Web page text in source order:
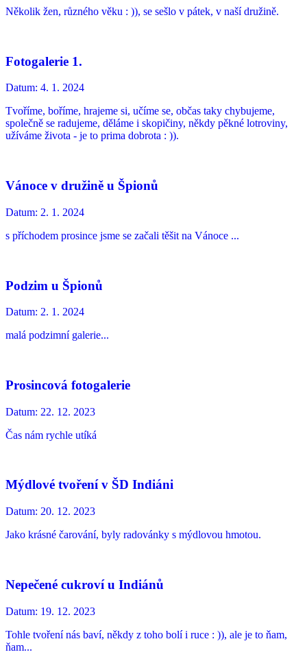
Několik žen, různého věku : )), se sešlo v pátek, v naší družině.
Fotogalerie 1.
Datum: 4. 1. 2024
Tvoříme, boříme, hrajeme si, učíme se, občas taky chybujeme,
společně se radujeme, děláme i skopičiny, někdy pěkné lotroviny,
užíváme života - je to prima dobrota : )).
Vánoce v družině u Špionů
Datum: 2. 1. 2024
s příchodem prosince jsme se začali těšit na Vánoce ...
Podzim u Špionů
Datum: 2. 1. 2024
malá podzimní galerie...
Prosincová fotogalerie
Datum: 22. 12. 2023
Čas nám rychle utíká
Mýdlové tvoření v ŠD Indiáni
Datum: 20. 12. 2023
Jako krásné čarování, byly radovánky s mýdlovou hmotou.
Nepečené cukroví u Indiánů
Datum: 19. 12. 2023
Tohle tvoření nás baví, někdy z toho bolí i ruce : )), ale je to ňam,
ňam...